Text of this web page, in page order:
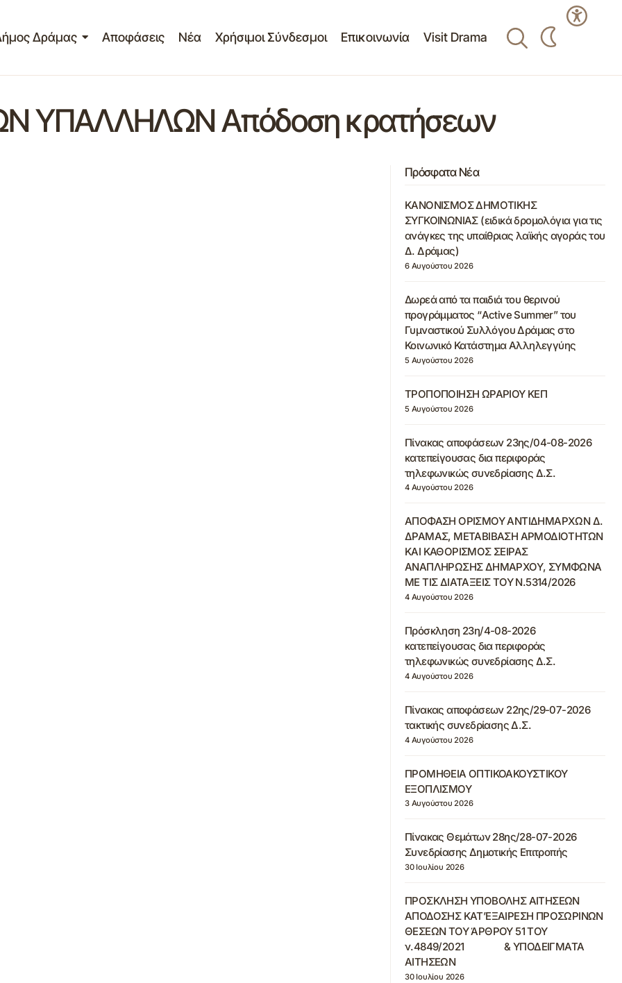
Δράμας Αποφάσεις Νέα Χρήσιμοι Σύνδεσμοι Επικοινωνία Visit Drama
ΥΠΑΛΛΗΛΩΝ Απόδοση κρατήσεων
Πρόσφατα Νέα
ΚΑΝΟΝΙΣΜΟΣ ΔΗΜΟΤΙΚΗΣ
ΣΥΓΚΟΙΝΩΝΙΑΣ (ειδικά δρομολόγια για τις
ανάγκες της υπαίθριας λαϊκής αγοράς του
Δ. Δράμας)
6 Αυγούστου 2026
Δωρεά από τα παιδιά του θερινού
προγράμματος “Active Summer” του
Γυμναστικού Συλλόγου Δράμας στο
Κοινωνικό Κατάστημα Αλληλεγγύης
5 Αυγούστου 2026
ΤΡΟΠΟΠΟΙΗΣΗ ΩΡΑΡΙΟΥ ΚΕΠ
5 Αυγούστου 2026
Πίνακας αποφάσεων 23ης/04-08-2026
κατεπείγουσας δια περιφοράς
τηλεφωνικώς συνεδρίασης Δ.Σ.
4 Αυγούστου 2026
ΑΠΟΦΑΣΗ ΟΡΙΣΜΟΥ ΑΝΤΙΔΗΜΑΡΧΩΝ Δ.
ΔΡΑΜΑΣ, ΜΕΤΑΒΙΒΑΣΗ ΑΡΜΟΔΙΟΤΗΤΩΝ
ΚΑΙ ΚΑΘΟΡΙΣΜΟΣ ΣΕΙΡΑΣ
ΑΝΑΠΛΗΡΩΣΗΣ ΔΗΜΑΡΧΟΥ, ΣΥΜΦΩΝΑ
ΜΕ ΤΙΣ ΔΙΑΤΑΞΕΙΣ ΤΟΥ Ν.5314/2026
4 Αυγούστου 2026
Πρόσκληση 23η/4-08-2026
κατεπείγουσας δια περιφοράς
τηλεφωνικώς συνεδρίασης Δ.Σ.
4 Αυγούστου 2026
Πίνακας αποφάσεων 22ης/29-07-2026
τακτικής συνεδρίασης Δ.Σ.
4 Αυγούστου 2026
ΠΡΟΜΗΘΕΙΑ ΟΠΤΙΚΟΑΚΟΥΣΤΙΚΟΥ
ΕΞΟΠΛΙΣΜΟΥ
3 Αυγούστου 2026
Πίνακας Θεμάτων 28ης/28-07-2026
Συνεδρίασης Δημοτικής Επιτροπής
30 Ιουλίου 2026
ΠΡΟΣΚΛΗΣΗ ΥΠΟΒΟΛΗΣ ΑΙΤΗΣΕΩΝ
ΑΠΟΔΟΣΗΣ ΚΑΤ’ΕΞΑΙΡΕΣΗ ΠΡΟΣΩΡΙΝΩΝ
ΘΕΣΕΩΝ ΤΟΥ ΆΡΘΡΟΥ 51 ΤΟΥ
ν.4849/2021 & ΥΠΟΔΕΙΓΜΑΤΑ
ΑΙΤΗΣΕΩΝ
30 Ιουλίου 2026